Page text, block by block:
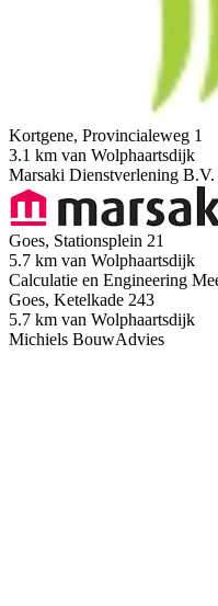
Kortgene, Provincialeweg 1
3.1 km van Wolphaartsdijk
Marsaki Dienstverlening B.V.
Goes, Stationsplein 21
5.7 km van Wolphaartsdijk
Calculatie en Engineering
Goes, Ketelkade 243
5.7 km van Wolphaartsdijk
Michiels BouwAdvies